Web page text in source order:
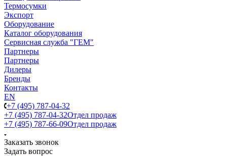
Термосумки
Экспорт
Оборудование
Каталог оборудования
Сервисная служба "ГЕМ"
Партнеры
Партнеры
Дилеры
Бренды
Контакты
EN
+7 (495) 787-04-32
+7 (495) 787-04-32Отдел продаж
+7 (495) 787-66-09Отдел продаж
Заказать звонок
Задать вопрос